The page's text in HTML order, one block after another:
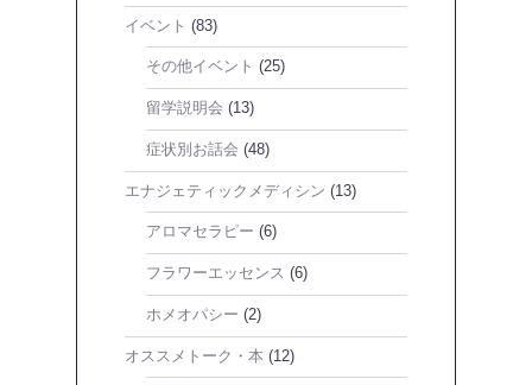
イベント (83)
その他イベント (25)
留学説明会 (13)
症状別お話会 (48)
エナジェティックメディシン (13)
アロマセラピー (6)
フラワーエッセンス (6)
ホメオパシー (2)
オススメトーク・本 (12)